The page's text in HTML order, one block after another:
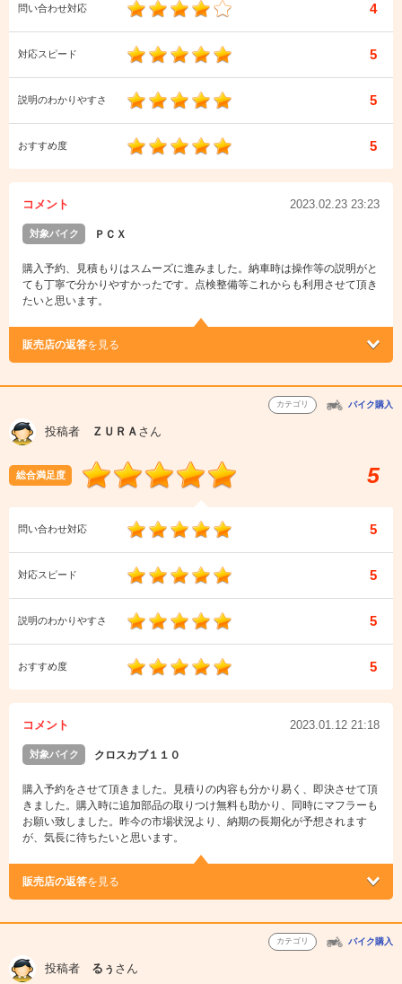
問い合わせ対応 4
対応スピード 5
説明のわかりやすさ 5
おすすめ度 5
コメント 2023.02.23 23:23
対象バイク ＰＣＸ
購入予約、見積もりはスムーズに進みました。納車時は操作等の説明がと
ても丁寧で分かりやすかったです。点検整備等これからも利用させて頂き
たいと思います。
販売店の返答を見る
カテゴリ バイク購入
投稿者 ＺＵＲＡ さん
総合満足度 5
問い合わせ対応 5
対応スピード 5
説明のわかりやすさ 5
おすすめ度 5
コメント 2023.01.12 21:18
対象バイク クロスカブ１１０
購入予約をさせて頂きました。見積りの内容も分かり易く、即決させて頂
きました。購入時に追加部品の取りつけ無料も助かり、同時にマフラーも
お願い致しました。昨今の市場状況より、納期の長期化が予想されます
が、気長に待ちたいと思います。
販売店の返答を見る
カテゴリ バイク購入
投稿者 るぅ さん